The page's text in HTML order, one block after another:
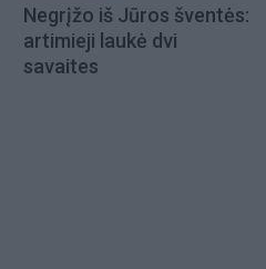
Negrįžo iš Jūros šventės:
artimieji laukė dvi
savaites